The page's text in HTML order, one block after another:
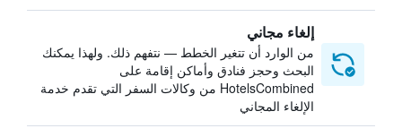
إلغاء مجاني
من الوارد أن تتغير الخطط — نتفهم ذلك. ولهذا يمكنك
البحث وحجز فنادق وأماكن إقامة على
HotelsCombined من وكالات السفر التي تقدم خدمة
الإلغاء المجاني